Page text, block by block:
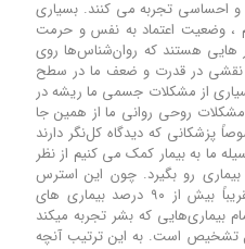
و احساسی تجربه می کنند. بسیاری
، وضعیت اعتماد به نفس و حرمت
هایی هستند که روان‌شناس‌ها روی
نقشی در قدرت و ضعف ما در سطح
از مشکلات جسمی ما ریشه در
روحی روانی ما از همین جا
پزشکانی که دیدگاه کل‌نگر دارند
ما به بیمار کمک می کنیم از نظر
رو بگیرد. چون این استرس
های روحی روانی محیطی دلیل تقریباً بیش از ۹۰ درصد بیماری های
که بشر تجربه میکند
تشخیص است. به این ترتیب آنچه